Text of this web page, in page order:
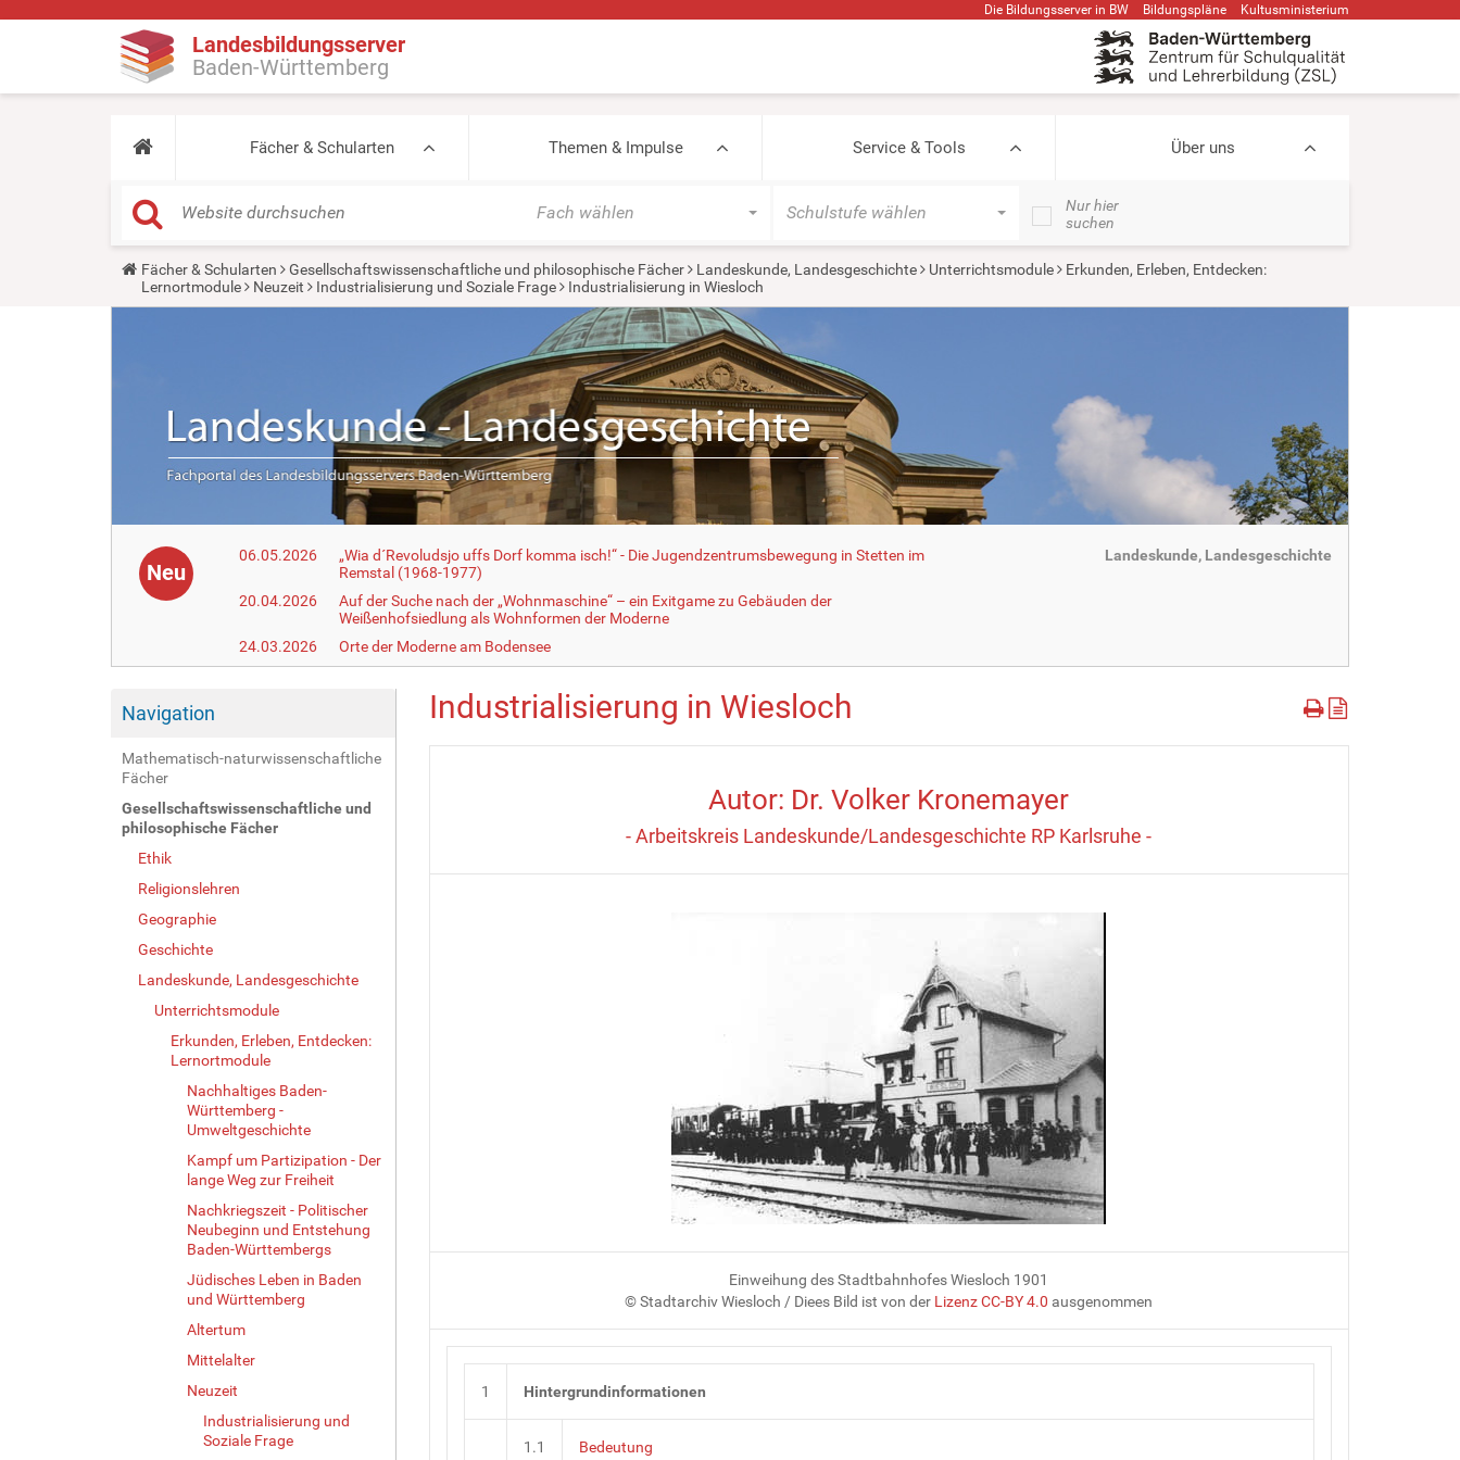
Die Bildungsserver in BW Bildungspläne Kultusministerium
Landesbildungsserver
Baden-Württemberg
Fächer & Schularten Themen & Impulse Service & Tools Über uns
Fach wählen Schulstufe wählen
Nur hier
suchen
Y
u
Fächer & Schularten Gesellschaftswissenschaftliche und philosophische Fächer Landeskunde, Landesgeschichte Unterrichtsmodule
Erkunden, Erleben, Entdecken:
Lernortmodule
Neuzeit Industrialisierung und Soziale Frage Industrialisierung in Wiesloch
Neu
06.05.2026
„Wia d´Revoludsjo uffs Dorf komma isch!“ - Die Jugendzentrumsbewegung in Stetten im
Remstal (1968-1977)
20.04.2026
Auf der Suche nach der „Wohnmaschine“ – ein Exitgame zu Gebäuden der
Weißenhofsiedlung als Wohnformen der Moderne
24.03.2026
Orte der Moderne am Bodensee
Landeskunde, Landesgeschichte
Navigation
Mathematisch-naturwissenschaftliche
Fächer
Gesellschaftswissenschaftliche und
philosophische Fächer
Ethik
Religionslehren
Geographie
Geschichte
Landeskunde, Landesgeschichte
Unterrichtsmodule
Erkunden, Erleben, Entdecken:
Lernortmodule
Nachhaltiges Baden-
Württemberg -
Umweltgeschichte
Kampf um Partizipation - Der
lange Weg zur Freiheit
Nachkriegszeit - Politischer
Neubeginn und Entstehung
Baden-Württembergs
Jüdisches Leben in Baden
und Württemberg
Altertum
Mittelalter
Neuzeit
Industrialisierung und
Soziale Frage
Industrialisierung in Wiesloch
Autor: Dr. Volker Kronemayer
- Arbeitskreis Landeskunde/Landesgeschichte RP Karlsruhe -
Einweihung des Stadtbahnhofes Wiesloch 1901
© Stadtarchiv Wiesloch / Diees Bild ist von der Lizenz CC-BY 4.0 ausgenommen
1 Hintergrundinformationen
1.1 Bedeutung